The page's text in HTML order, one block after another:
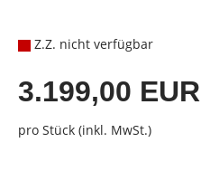
Z.Z. nicht verfügbar
3.199,00 EUR
pro Stück (inkl. MwSt.)